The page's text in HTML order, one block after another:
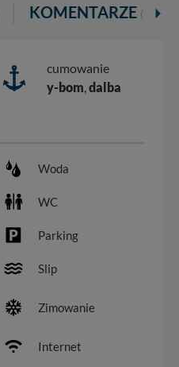
KOMENTARZE ( 7 )
cumowanie
y-bom,dalba
Woda
WC
Parking
Slip
Zimowanie
Internet